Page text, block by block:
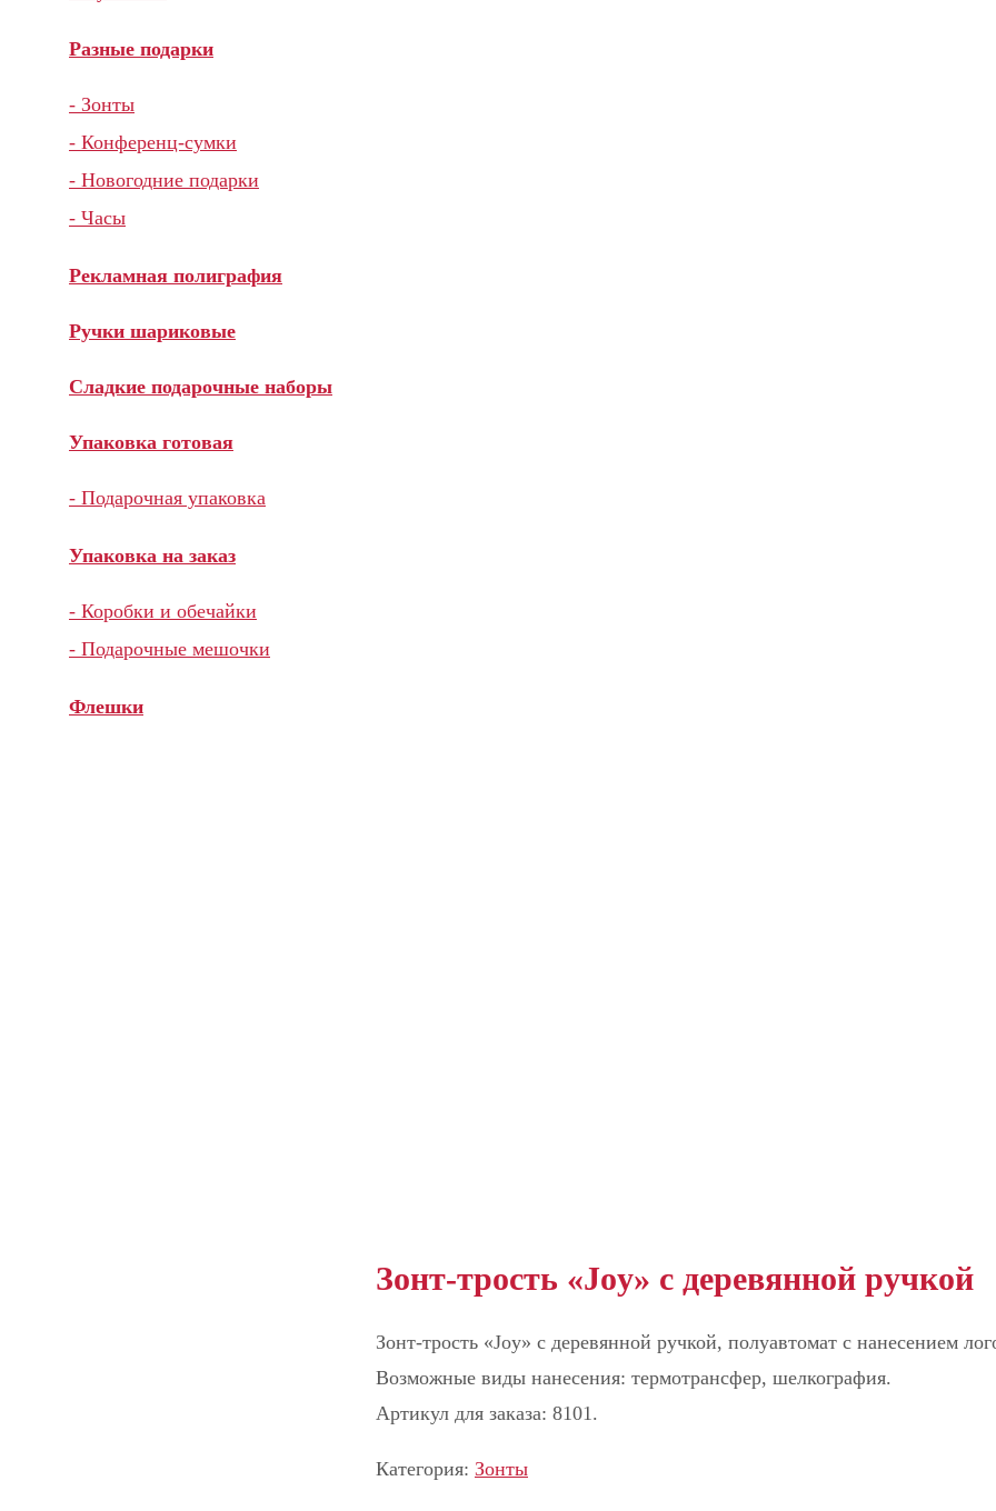
Зонт-трость «Joy» с деревянной ручкой
Зонт-трость «Joy» с деревянной ручкой, полуавтомат с нанесением
Возможные виды нанесения: термотрансфер, шелкография.
Артикул для заказа: 8101.
Категория: Зонты
Разные подарки
- Зонты
- Конференц-сумки
- Новогодние подарки
- Часы
Рекламная полиграфия
Ручки шариковые
Сладкие подарочные наборы
Упаковка готовая
- Подарочная упаковка
Упаковка на заказ
- Коробки и обечайки
- Подарочные мешочки
Флешки